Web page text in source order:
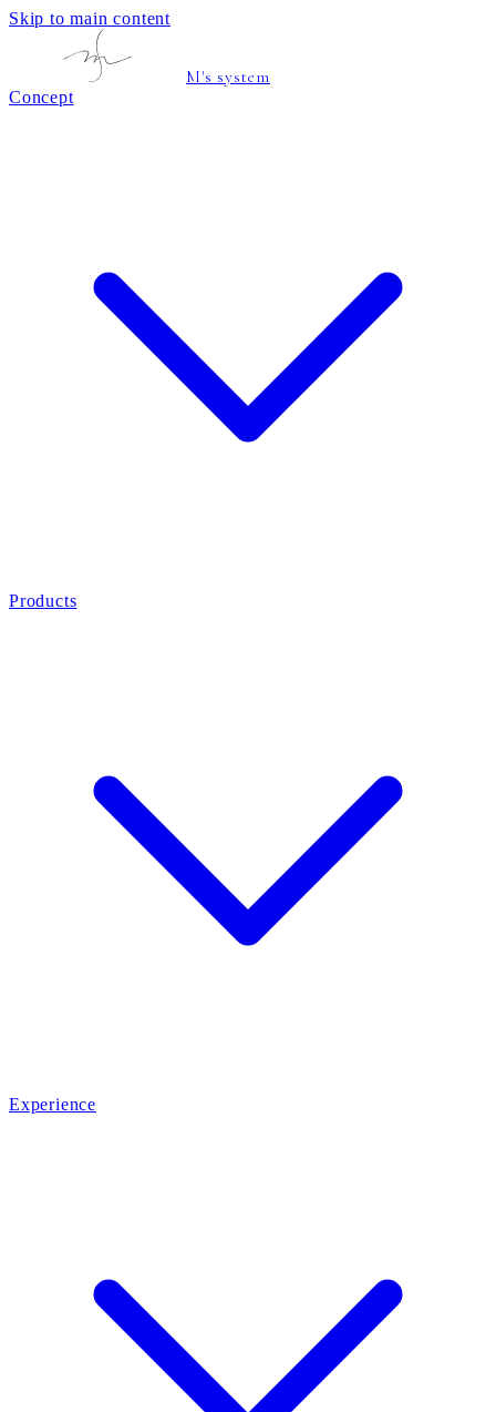
Skip to main content
M's system
Concept
Products
Experience